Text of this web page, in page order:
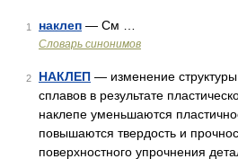
1 наклеп — См …
Словарь синонимов
2 НАКЛЕП — изменение
сплавов в результате
наклепе уменьшаются
повышаются твердость и
поверхностного упрочнения